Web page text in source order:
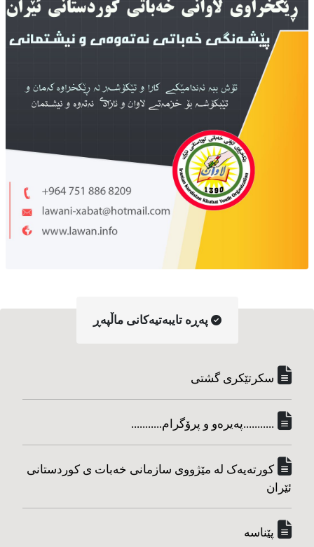
په‌ڕه‌ تایبه‌تیه‌کانی ماڵپه‌ڕ
سکرتێکری گشتی
...........په‌یره‌و و پرۆگرام...........
کورته‌یه‌ک له مێژووی سازمانی خه‌بات ی کوردستانی
ئێران
پێناسه‌